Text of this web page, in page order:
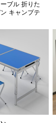
ブル 折りた
キャンプテ